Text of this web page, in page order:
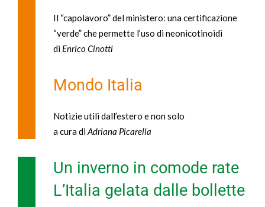
Il “capolavoro” del ministero: una certificazione
“verde” che permette l’uso di neonicotinoidi
di Enrico Cinotti
Mondo Italia
Notizie utili dall’estero e non solo
a cura diAdriana Picarella
Un inverno in comode rate
L’Italia gelata dalle bollette